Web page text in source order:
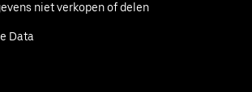
niet verkopen of delen
Data